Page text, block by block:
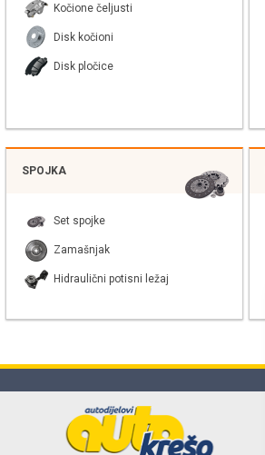
Kočione čeljusti
Disk kočioni
Disk pločice
SPOJKA
Set spojke
Zamašnjak
Hidraulični potisni ležaj